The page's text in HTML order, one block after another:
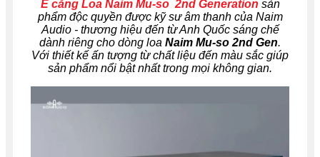
Ê căng Loa Naim Mu-so 2nd Generation sản
phẩm độc quyền được kỹ sư âm thanh của Naim
Audio - thương hiệu đến từ Anh Quốc sáng chế
dành riêng cho dòng loa Naim Mu-so 2nd Gen.
Với thiết kế ấn tượng từ chất liệu đến màu sắc giúp
sản phẩm nổi bật nhất trong mọi không gian.